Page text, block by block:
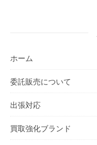
ホーム
委託販売について
出張対応
買取強化ブランド